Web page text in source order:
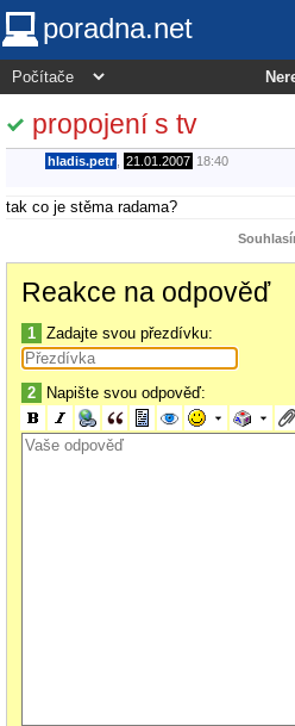
poradna.net
propojení s tv
hladis.petr 21.01.2007 18:40
tak co je stěma radama?
Reakce na odpověď
1 Zadajte svou přezdívku:
2 Napište svou odpověď: